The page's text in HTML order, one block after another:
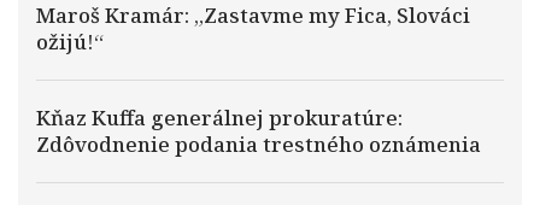
Maroš Kramár: „Zastavme my Fica, Slováci
ožijú!“
Kňaz Kuffa generálnej prokuratúre:
Zdôvodnenie podania trestného oznámenia